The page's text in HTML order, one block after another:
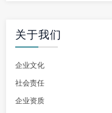
关于我们
企业文化
社会责任
企业资质